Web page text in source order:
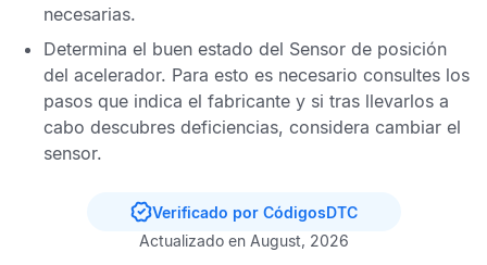
necesarias.
Determina el buen estado del Sensor de posición
del acelerador. Para esto es necesario consultes los
pasos que indica el fabricante y si tras llevarlos a
cabo descubres deficiencias, considera cambiar el
sensor.
Verificado por CódigosDTC
Actualizado en August, 2026